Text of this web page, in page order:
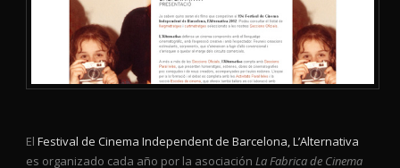
El Festival de Cinema Independent de Barcelona, L’Alternativa
es organizado cada año por la asociación La Fabrica de Cinema